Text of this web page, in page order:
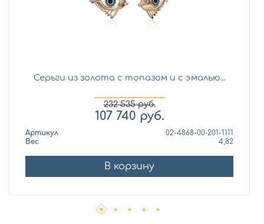
Серьги из золота с топазом и с эмалью...
232 535руб.
107 740 руб.
Артикул
02-4868-00-201-1111
Вес
4,82
В корзину